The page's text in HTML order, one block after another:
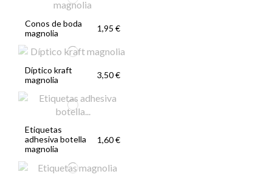
Conos de boda
magnolia
1,95 €
Díptico kraft
magnolia
3,50 €
Etiquetas
adhesiva botella
magnolia
1,60 €